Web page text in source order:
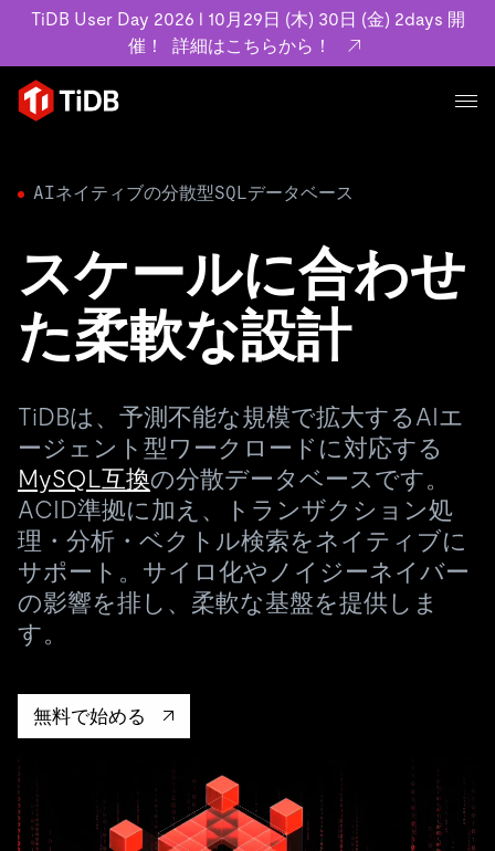
TiDB User Day 2026 l 10月29日 (木) 30日 (金) 2days 開
催！
詳細はこちらから！
プロダクト
MySQL互換の分散データベースで高可用性と水平スケー
ます。
詳細はこちら
プラン
TiDB Cloud
TiDB Self-Managed
料金
エコシステム
Integrations
TiKV
TiSpark
OSS Insight
ユースケース
事例記事
お客様事例やユーザーによる検証結果の記事などを紹介し
ています。
フィンテック
Eコマース
SaaS
ユースケース
運用インテリジェンスの活用
MySQLワークロードの近代化
リソース
学習コンテンツ
ブログ
アーカイブ動画
スライド
エンゲージメント
イベント
Developer Hub
Discord Community
PingCAP University
会社概要
規約類
基本規約、TiDBクラウドサービス契約、SLA、利用規約、
プライバシーポリシーなど、契約関連の情報を紹介しま
す。
Trust Hub
お客様のデータの機密性、可用性、安全性について紹介し
ます。
ニュース
お問い合わせ
ドキュメント
ドキュメント
TiDB Cloud
TiDB
開発者ガイド
無料で始める
AIネイティブの分散型SQLデータベース
スケールに合わせ
た柔軟な設計
TiDBは、予測不能な規模で拡大するAIエ
ージェント型ワークロードに対応する
MySQL互換の分散データベースです。
ACID準拠に加え、トランザクション処
理・分析・ベクトル検索をネイティブに
サポート。サイロ化やノイジーネイバー
の影響を排し、柔軟な基盤を提供しま
す。
無料で始める